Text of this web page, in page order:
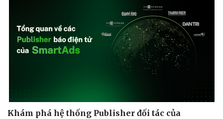
Khám phá hệ thống Publisher đối tác của